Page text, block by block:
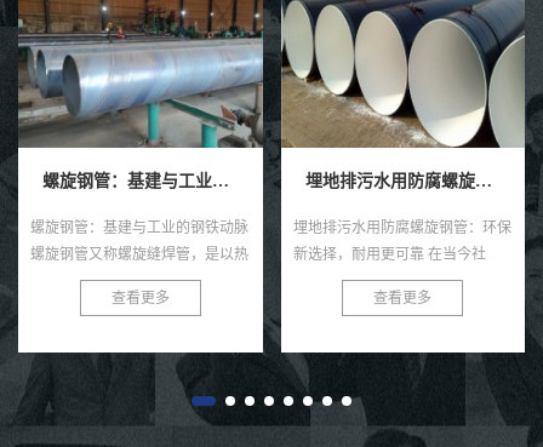
螺旋钢管：基建与工业的钢铁动脉
螺旋钢管：基建与工业的钢铁动脉
螺旋钢管又称螺旋缝焊管，是以热
轧带钢卷为原料，经常温螺旋辊压
成型、自动双丝双面埋弧焊制成的
查看更多
埋地排污水用防腐螺旋钢管
埋地排污水用防腐螺旋钢管：环保
新选择，耐用更可靠 在当今社
会，环保与可持续发展已成为全球
共识。在污水处理与排放领域，选
查看更多